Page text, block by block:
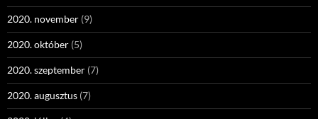
2020. november (9)
2020. október (5)
2020. szeptember (7)
2020. augusztus (7)